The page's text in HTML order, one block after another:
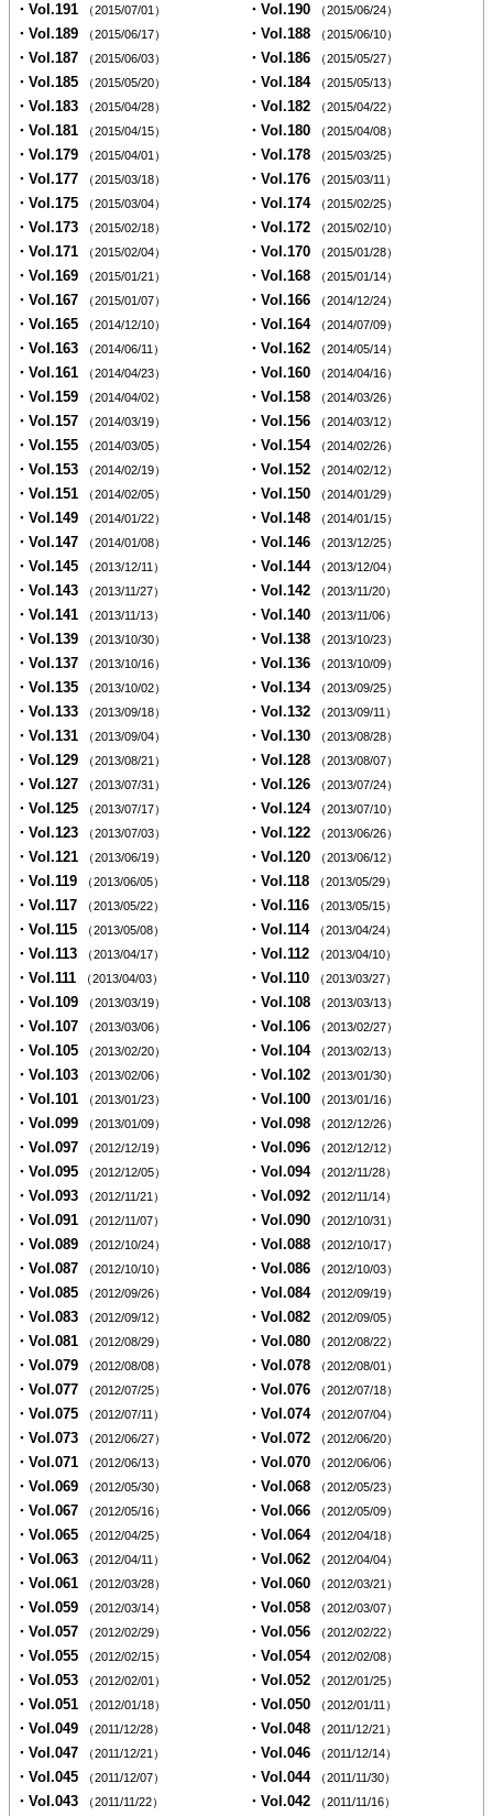
・Vol.191 （2015/07/01） ・Vol.190 （2015/06/24）
・Vol.189 （2015/06/17） ・Vol.188 （2015/06/10）
・Vol.187 （2015/06/03） ・Vol.186 （2015/05/27）
・Vol.185 （2015/05/20） ・Vol.184 （2015/05/13）
・Vol.183 （2015/04/28） ・Vol.182 （2015/04/22）
・Vol.181 （2015/04/15） ・Vol.180 （2015/04/08）
・Vol.179 （2015/04/01） ・Vol.178 （2015/03/25）
・Vol.177 （2015/03/18） ・Vol.176 （2015/03/11）
・Vol.175 （2015/03/04） ・Vol.174 （2015/02/25）
・Vol.173 （2015/02/18） ・Vol.172 （2015/02/10）
・Vol.171 （2015/02/04） ・Vol.170 （2015/01/28）
・Vol.169 （2015/01/21） ・Vol.168 （2015/01/14）
・Vol.167 （2015/01/07） ・Vol.166 （2014/12/24）
・Vol.165 （2014/12/10） ・Vol.164 （2014/07/09）
・Vol.163 （2014/06/11） ・Vol.162 （2014/05/14）
・Vol.161 （2014/04/23） ・Vol.160 （2014/04/16）
・Vol.159 （2014/04/02） ・Vol.158 （2014/03/26）
・Vol.157 （2014/03/19） ・Vol.156 （2014/03/12）
・Vol.155 （2014/03/05） ・Vol.154 （2014/02/26）
・Vol.153 （2014/02/19） ・Vol.152 （2014/02/12）
・Vol.151 （2014/02/05） ・Vol.150 （2014/01/29）
・Vol.149 （2014/01/22） ・Vol.148 （2014/01/15）
・Vol.147 （2014/01/08） ・Vol.146 （2013/12/25）
・Vol.145 （2013/12/11） ・Vol.144 （2013/12/04）
・Vol.143 （2013/11/27） ・Vol.142 （2013/11/20）
・Vol.141 （2013/11/13） ・Vol.140 （2013/11/06）
・Vol.139 （2013/10/30） ・Vol.138 （2013/10/23）
・Vol.137 （2013/10/16） ・Vol.136 （2013/10/09）
・Vol.135 （2013/10/02） ・Vol.134 （2013/09/25）
・Vol.133 （2013/09/18） ・Vol.132 （2013/09/11）
・Vol.131 （2013/09/04） ・Vol.130 （2013/08/28）
・Vol.129 （2013/08/21） ・Vol.128 （2013/08/07）
・Vol.127 （2013/07/31） ・Vol.126 （2013/07/24）
・Vol.125 （2013/07/17） ・Vol.124 （2013/07/10）
・Vol.123 （2013/07/03） ・Vol.122 （2013/06/26）
・Vol.121 （2013/06/19） ・Vol.120 （2013/06/12）
・Vol.119 （2013/06/05） ・Vol.118 （2013/05/29）
・Vol.117 （2013/05/22） ・Vol.116 （2013/05/15）
・Vol.115 （2013/05/08） ・Vol.114 （2013/04/24）
・Vol.113 （2013/04/17） ・Vol.112 （2013/04/10）
・Vol.111 （2013/04/03） ・Vol.110 （2013/03/27）
・Vol.109 （2013/03/19） ・Vol.108 （2013/03/13）
・Vol.107 （2013/03/06） ・Vol.106 （2013/02/27）
・Vol.105 （2013/02/20） ・Vol.104 （2013/02/13）
・Vol.103 （2013/02/06） ・Vol.102 （2013/01/30）
・Vol.101 （2013/01/23） ・Vol.100 （2013/01/16）
・Vol.099 （2013/01/09） ・Vol.098 （2012/12/26）
・Vol.097 （2012/12/19） ・Vol.096 （2012/12/12）
・Vol.095 （2012/12/05） ・Vol.094 （2012/11/28）
・Vol.093 （2012/11/21） ・Vol.092 （2012/11/14）
・Vol.091 （2012/11/07） ・Vol.090 （2012/10/31）
・Vol.089 （2012/10/24） ・Vol.088 （2012/10/17）
・Vol.087 （2012/10/10） ・Vol.086 （2012/10/03）
・Vol.085 （2012/09/26） ・Vol.084 （2012/09/19）
・Vol.083 （2012/09/12） ・Vol.082 （2012/09/05）
・Vol.081 （2012/08/29） ・Vol.080 （2012/08/22）
・Vol.079 （2012/08/08） ・Vol.078 （2012/08/01）
・Vol.077 （2012/07/25） ・Vol.076 （2012/07/18）
・Vol.075 （2012/07/11） ・Vol.074 （2012/07/04）
・Vol.073 （2012/06/27） ・Vol.072 （2012/06/20）
・Vol.071 （2012/06/13） ・Vol.070 （2012/06/06）
・Vol.069 （2012/05/30） ・Vol.068 （2012/05/23）
・Vol.067 （2012/05/16） ・Vol.066 （2012/05/09）
・Vol.065 （2012/04/25） ・Vol.064 （2012/04/18）
・Vol.063 （2012/04/11） ・Vol.062 （2012/04/04）
・Vol.061 （2012/03/28） ・Vol.060 （2012/03/21）
・Vol.059 （2012/03/14） ・Vol.058 （2012/03/07）
・Vol.057 （2012/02/29） ・Vol.056 （2012/02/22）
・Vol.055 （2012/02/15） ・Vol.054 （2012/02/08）
・Vol.053 （2012/02/01） ・Vol.052 （2012/01/25）
・Vol.051 （2012/01/18） ・Vol.050 （2012/01/11）
・Vol.049 （2011/12/28） ・Vol.048 （2011/12/21）
・Vol.047 （2011/12/21） ・Vol.046 （2011/12/14）
・Vol.045 （2011/12/07） ・Vol.044 （2011/11/30）
・Vol.043 （2011/11/22） ・Vol.042 （2011/11/16）